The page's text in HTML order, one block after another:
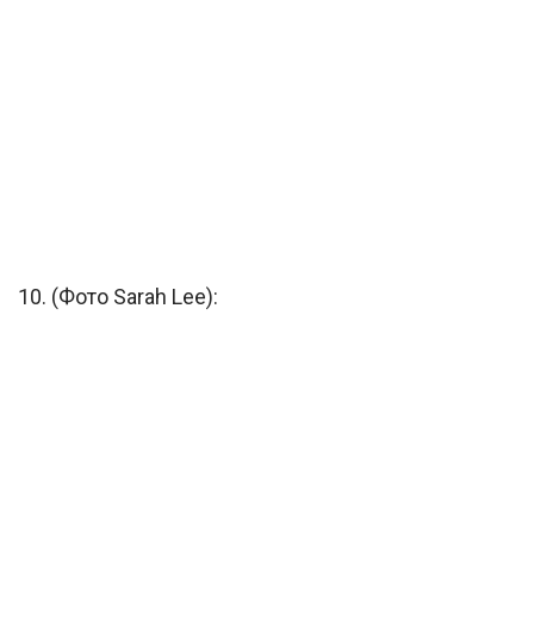
10. (Фото Sarah Lee):